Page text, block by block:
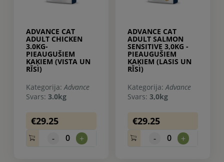
ADVANCE CAT
ADULT CHICKEN
3.0KG-
PIEAUGUŠIEM
KAĶIEM (VISTA UN
RĪSI)
Kategorija: Advance
Svars: 3.0kg
€29.25
- 0 +
ADVANCE CAT
ADULT SALMON
SENSITIVE 3,0KG -
PIEAUGUŠIEM
KAĶIEM (LASIS UN
RĪSI)
Kategorija: Advance
Svars: 3,0kg
€29.25
- 0 +